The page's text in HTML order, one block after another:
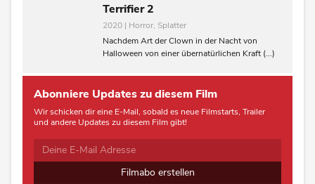
Terrifier 2
2020 | Horror, Splatter
Nachdem Art der Clown in der Nacht von
Halloween von einer übernatürlichen Kraft (...)
Abonniere Updates zu diesem Film
Wir schicken dir eine E-Mail, sobald es neue Filmstarts, Trailer
und andere Updates zu diesem Film gibt!
Filmabo erstellen